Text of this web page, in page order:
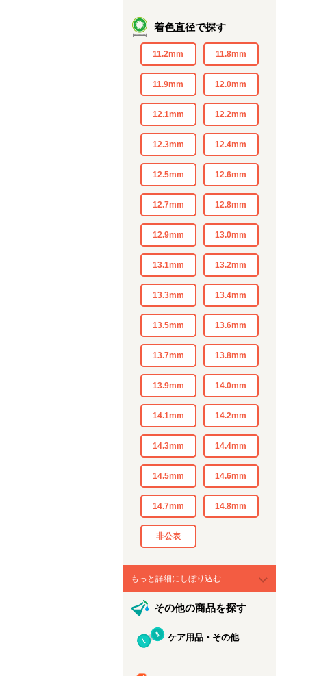
着色直径で探す
11.2mm 11.8mm
11.9mm 12.0mm
12.1mm 12.2mm
12.3mm 12.4mm
12.5mm 12.6mm
12.7mm 12.8mm
12.9mm 13.0mm
13.1mm 13.2mm
13.3mm 13.4mm
13.5mm 13.6mm
13.7mm 13.8mm
13.9mm 14.0mm
14.1mm 14.2mm
14.3mm 14.4mm
14.5mm 14.6mm
14.7mm 14.8mm
非公表
もっと詳細にしぼり込む
その他の商品を探す
ケア用品・その他